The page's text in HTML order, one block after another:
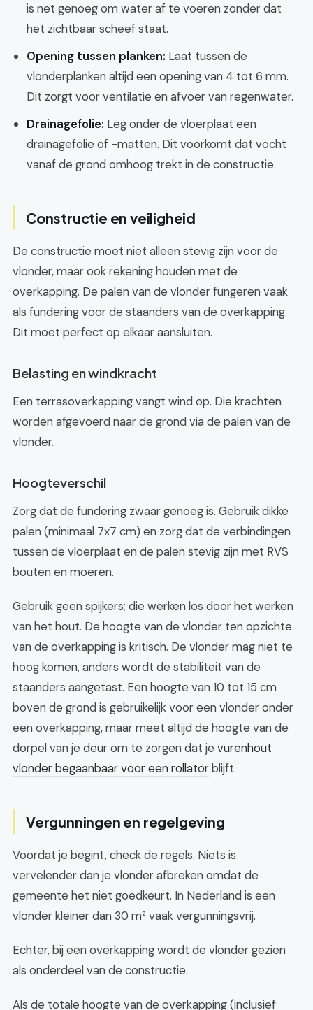
is net genoeg om water af te voeren zonder dat
het zichtbaar scheef staat.
Opening tussen planken: Laat tussen de
vlonderplanken altijd een opening van 4 tot 6 mm.
Dit zorgt voor ventilatie en afvoer van regenwater.
Drainagefolie: Leg onder de vloerplaat een
drainagefolie of -matten. Dit voorkomt dat vocht
vanaf de grond omhoog trekt in de constructie.
Constructie en veiligheid
De constructie moet niet alleen stevig zijn voor de
vlonder, maar ook rekening houden met de
overkapping. De palen van de vlonder fungeren vaak
als fundering voor de staanders van de overkapping.
Dit moet perfect op elkaar aansluiten.
Belasting en windkracht
Een terrasoverkapping vangt wind op. Die krachten
worden afgevoerd naar de grond via de palen van de
vlonder.
Hoogteverschil
Zorg dat de fundering zwaar genoeg is. Gebruik dikke
palen (minimaal 7x7 cm) en zorg dat de verbindingen
tussen de vloerplaat en de palen stevig zijn met RVS
bouten en moeren.
Gebruik geen spijkers; die werken los door het werken
van het hout. De hoogte van de vlonder ten opzichte
van de overkapping is kritisch. De vlonder mag niet te
hoog komen, anders wordt de stabiliteit van de
staanders aangetast. Een hoogte van 10 tot 15 cm
boven de grond is gebruikelijk voor een vlonder onder
een overkapping, maar meet altijd de hoogte van de
dorpel van je deur om te zorgen dat je vurenhout
vlonder begaanbaar voor een rollatorblijft.
Vergunningen en regelgeving
Voordat je begint, check de regels. Niets is
vervelender dan je vlonder afbreken omdat de
gemeente het niet goedkeurt. In Nederland is een
vlonder kleiner dan 30 m² vaak vergunningsvrij.
Echter, bij een overkapping wordt de vlonder gezien
als onderdeel van de constructie.
Als de totale hoogte van de overkapping (inclusief